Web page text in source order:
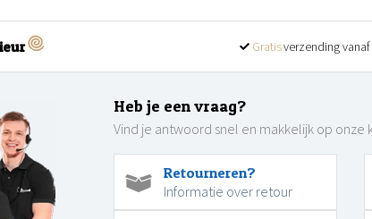
Gratisverzending
Heb je een vraag?
Vind je antwoord snel en makkelijk op onze
Retourneren?
Informatie over retour